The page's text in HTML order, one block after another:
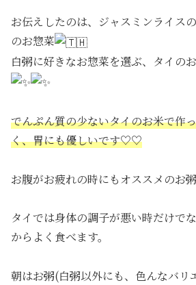
お伝えしたのは、ジャスミンライス
のお惣菜
白粥に好きなお惣菜を選ぶ、タイの
でんぷん質の少ないタイのお米で作
く、胃にも優しいです♡♡
お腹がお疲れの時にもオススメのお粥
タイでは身体の調子が悪い時だけで
からよく食べます。
朝はお粥(白粥以外にも、色んなバリ